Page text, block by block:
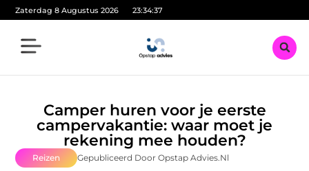
Zaterdag 8 Augustus 2026 23:34:39
Camper huren voor je eerste
campervakantie: waar moet je
rekening mee houden?
Reizen Gepubliceerd Door Opstap Advies.nl